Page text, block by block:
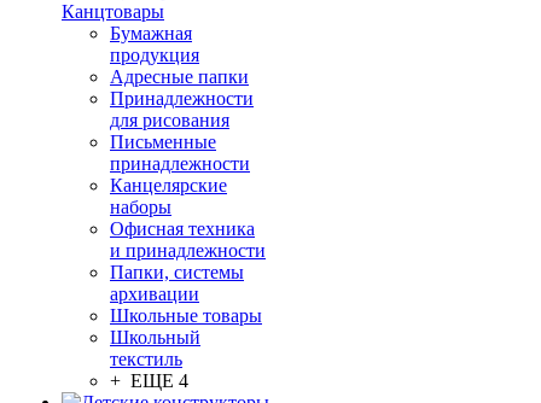
Канцтовары
Бумажная
продукция
Адресные папки
Принадлежности
для рисования
Письменные
принадлежности
Канцелярские
наборы
Офисная техника
и принадлежности
Папки, системы
архивации
Школьные товары
Школьный
текстиль
+ ЕЩЕ 4